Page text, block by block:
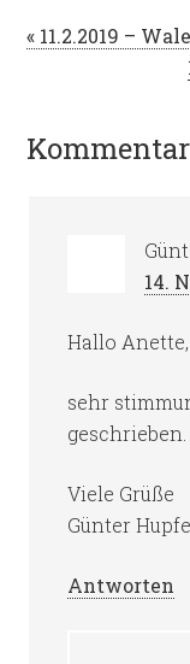
« 11.2.2019 –
14.
Hallo Anette,
sehr
geschrieben.
Viele Grüße
Günter
Antworten